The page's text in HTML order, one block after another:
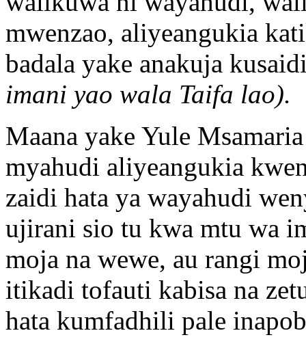
mwenzao, aliyeangukia
badala yake anakuja
imani yao wala Taifa lao).
Maana yake Yule
myahudi aliyeangukia
zaidi hata ya wayahudi
ujirani sio tu kwa mtu wa
moja na wewe, au rangi
itikadi tofauti kabisa na
hata kumfadhili pale